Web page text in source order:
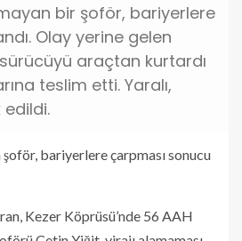
bir şoför, bariyerlere
Olay yerine gelen
araçtan kurtardı
teslim etti. Yaralı,
şoför, bariyerlere çarpması sonucu
Kezer Köprüsü’nde 56 AAH